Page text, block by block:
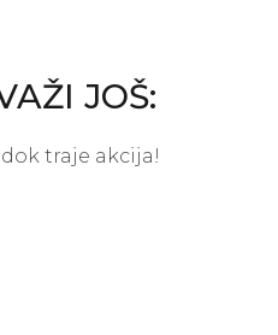
JOŠ:
traje akcija!